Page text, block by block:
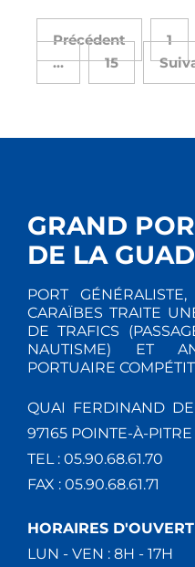
Précédent 1
…
15
GRAND
DE LA
PORT
CARAÏBES TRAITE
DE TRAFICS
NAUTISME) ET
PORTUAIRE
QUAI FERDINAND
97165 POINTE-À-
TEL : 05.90.68.61.70
FAX : 05.90.68.61.71
HORAIRES
LUN - VEN : 8H - 17H